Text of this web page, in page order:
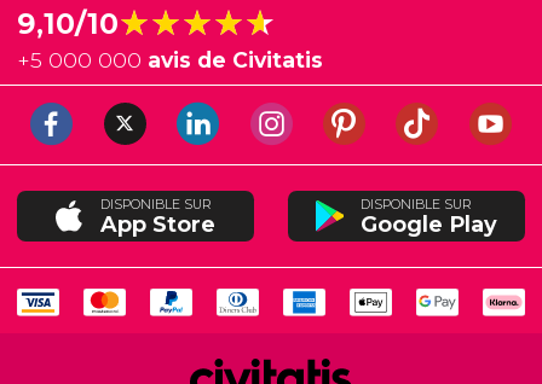
9,10/10★★★★★
★★★★★
+5 000 000 avis de Civitatis
DISPONIBLE SUR
App Store
DISPONIBLE SUR
Google Play